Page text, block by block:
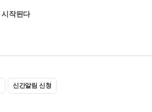
시작된다
신간알림 신청